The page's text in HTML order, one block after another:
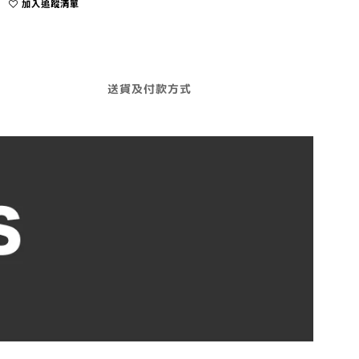
加入追蹤清單
送貨及付款方式